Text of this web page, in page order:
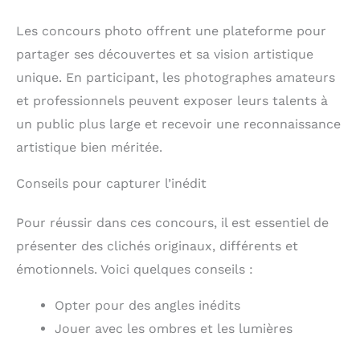
Les concours photo offrent une plateforme pour
partager ses découvertes et sa vision artistique
unique. En participant, les photographes amateurs
et professionnels peuvent exposer leurs talents à
un public plus large et recevoir une reconnaissance
artistique bien méritée.
Conseils pour capturer l’inédit
Pour réussir dans ces concours, il est essentiel de
présenter des clichés originaux, différents et
émotionnels. Voici quelques conseils :
Opter pour des angles inédits
Jouer avec les ombres et les lumières